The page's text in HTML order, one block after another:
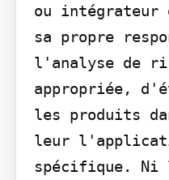
ou intégrateur
sa propre
l'analyse de
appropriée,
les produits
leur
spécifique. Ni